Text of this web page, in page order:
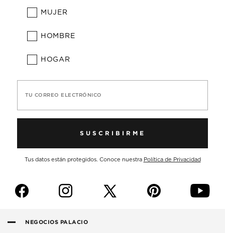
MUJER
HOMBRE
HOGAR
TU CORREO ELECTRÓNICO
SUSCRIBIRME
Tus datos están protegidos. Conoce nuestra Política de Privacidad
f i p y
NEGOCIOS PALACIO